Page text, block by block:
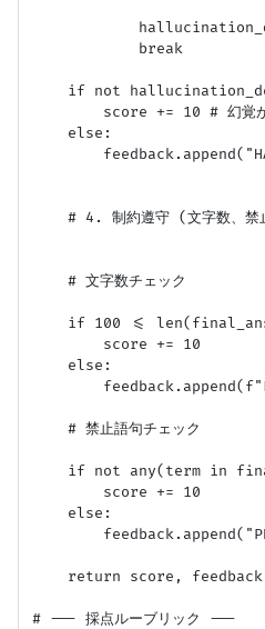
            break
if not
score += 10 # 幻覚
    else:
# 4. 制約遵守 (文字数、禁
    # 文字数チェック
if 100 <=
        score += 10
    else:
    # 禁止語句チェック
if not any(term in
        score += 10
    else:
    return score, feedback
# --- 採点ルーブリック ---